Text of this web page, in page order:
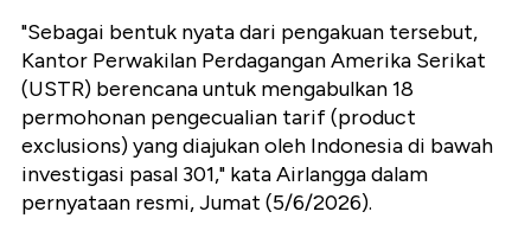
"Sebagai bentuk nyata dari pengakuan tersebut,
Kantor Perwakilan Perdagangan Amerika Serikat
(USTR) berencana untuk mengabulkan 18
permohonan pengecualian tarif (product
exclusions) yang diajukan oleh Indonesia di bawah
investigasi pasal 301," kata Airlangga dalam
pernyataan resmi, Jumat (5/6/2026).